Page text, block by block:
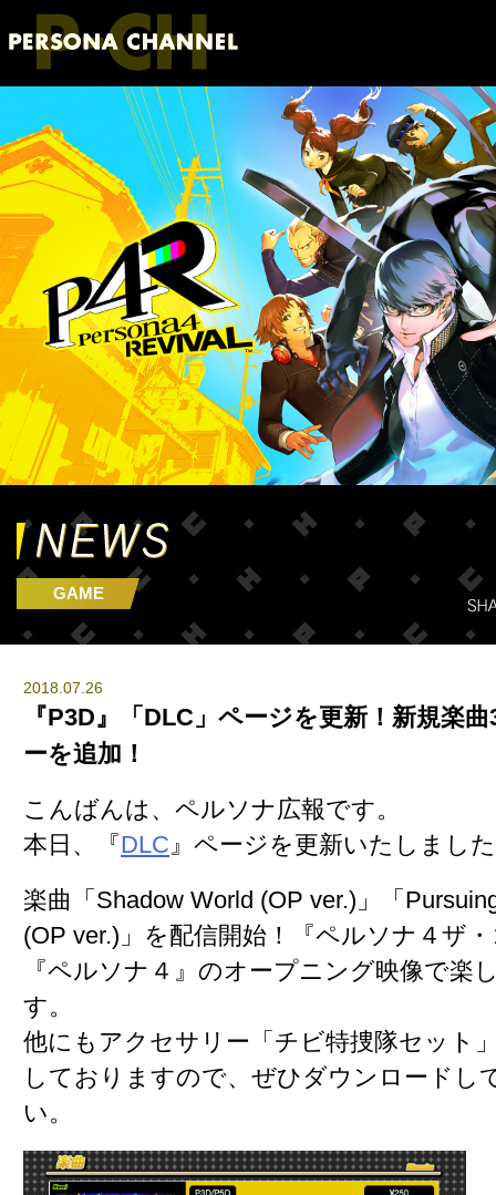
GAME
2018.07.26
『P3D』「DLC」ページを更新！新規楽
ーを追加！
こんばんは、ペルソナ広報です。
本日、『DLC』ページを更新いたしまし
楽曲「Shadow World (OP ver.)」「
(OP ver.)」を配信開始！『ペルソナ４ザ
『ペルソナ４』のオープニング映像で楽
す。
他にもアクセサリー「チビ特捜隊セット
しておりますので、ぜひダウンロードし
い。